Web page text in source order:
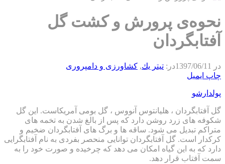
نحوه‌ی پرورش و کشت گل
آفتابگردان
در 1397/06/11در: تيتر يك, كشاورزی و دامپروری
چاپ ایمیل
پولدارشو
گل آفتابگردان ، هلیانتوس آنووس ، گل بومی آمریکاست. این گل
شکوفه های زرد روشن دارد که پس از بالغ شدن به تخمه های
متراکم تبدیل می شود. ساقه ها و برگ های آفتابگردان ضخیم و
کرکدار است. گل آفتابگردان توانایی منحصر بفردی به نام آفتابگرایی
دارد که به این گیاه امکان می دهد که چرخیده و صورت خود را به
سمت آفتاب قرار دهد.